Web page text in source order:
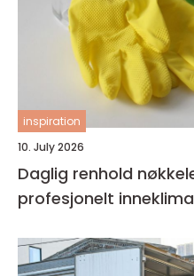
inspiration
10. July 2026
Daglig renhold nøkkelen til et sunt og
profesjonelt inneklima